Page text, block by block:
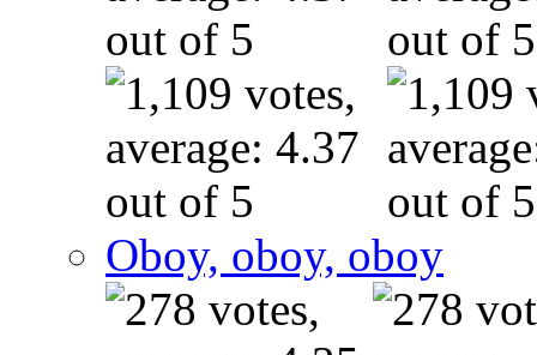
Oboy, oboy, oboy